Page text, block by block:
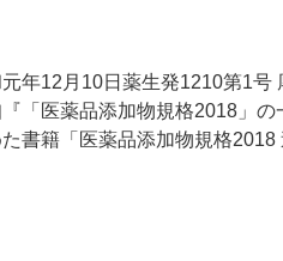
年12月10日薬生発1210第1号
「医薬品添加物規格2018」の
書籍「医薬品添加物規格2018